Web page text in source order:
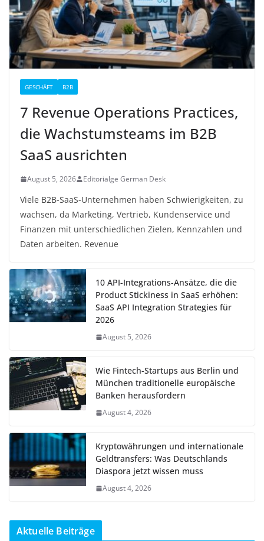
GESCHÄFT B2B
7 Revenue Operations Practices,
die Wachstumsteams im B2B
SaaS ausrichten
August 5, 2026 Editorialge German Desk
Viele B2B-SaaS-Unternehmen haben Schwierigkeiten, zu
wachsen, da Marketing, Vertrieb, Kundenservice und
Finanzen mit unterschiedlichen Zielen, Kennzahlen und
Daten arbeiten. Revenue
10 API-Integrations-Ansätze, die die
Product Stickiness in SaaS erhöhen:
SaaS API Integration Strategies für
2026
August 5, 2026
Wie Fintech-Startups aus Berlin und
München traditionelle europäische
Banken herausfordern
August 4, 2026
Kryptowährungen und internationale
Geldtransfers: Was Deutschlands
Diaspora jetzt wissen muss
August 4, 2026
Aktuelle Beiträge